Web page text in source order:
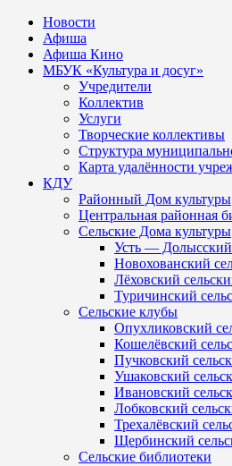
Новости
Афиша
Афиша Кино
МБУК «Культура и досуг»
Учредители
Коллектив
Услуги
Творческие коллективы
Структура
Карта удалённости
КДУ
Районный Дом культуры
Центральная районная
Сельские Дома культуры
Усть — Долысский
Новохованский
Лёховский
Туричинский
Сельские клубы
Опухликовский
Кошелёвский
Пучковский
Ушаковский
Ивановский
Лобковский
Трехалёвский
Щербинский
Сельские библиотеки